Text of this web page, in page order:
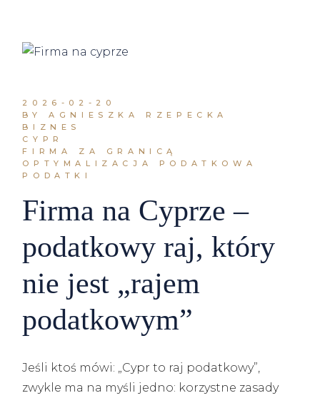
2026-02-20
BY AGNIESZKA RZEPECKA
BIZNES
CYPR
FIRMA ZA GRANICĄ
OPTYMALIZACJA PODATKOWA
PODATKI
Firma na Cyprze –
podatkowy raj, który
nie jest „rajem
podatkowym”
Jeśli ktoś mówi: „Cypr to raj podatkowy”,
zwykle ma na myśli jedno: korzystne zasady